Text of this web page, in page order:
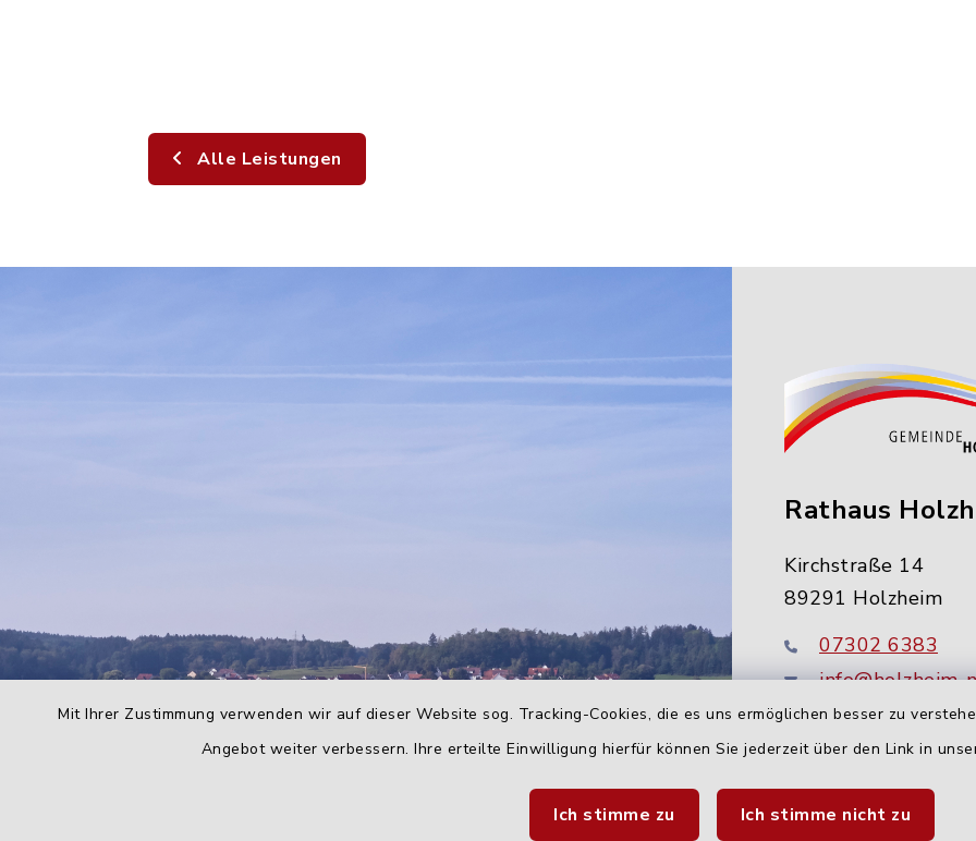
Mit Ihrer Zustimmung verwenden wir auf dieser Website sog. Tracking-Cookies, die es uns ermöglichen besser zu
Angebot weiter verbessern. Ihre erteilte Einwilligung hierfür können Sie jederzeit über den Link in
Ich stimme zu Ich stimme nicht zu
Alle Leistungen
Rathaus
Kirchstraße 14
89291 Holzheim
07302 6383
info@holzheim-